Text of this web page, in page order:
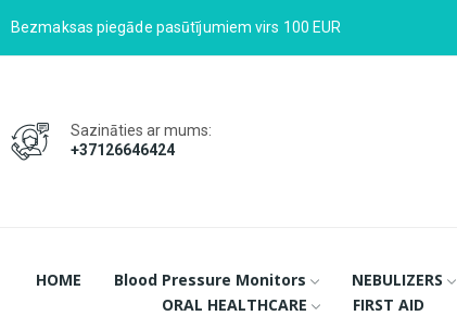
Bezmaksas piegāde pasūtījumiem virs 100 EUR
Sazināties ar mums:
+37126646424
HOME Blood Pressure Monitors NEBULIZERS
ORAL HEALTHCARE
FIRST AID